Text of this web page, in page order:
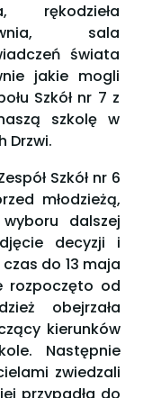
rękodzieła
sala
świata
jakie mogli
Szkół nr 7 z
szkolę w
Drzwi.
Szkół nr 6
młodzieżą,
dalszej
decyzji i
do 13 maja
rozpoczęto od
obejrzała
kierunków
Następnie
zwiedzali